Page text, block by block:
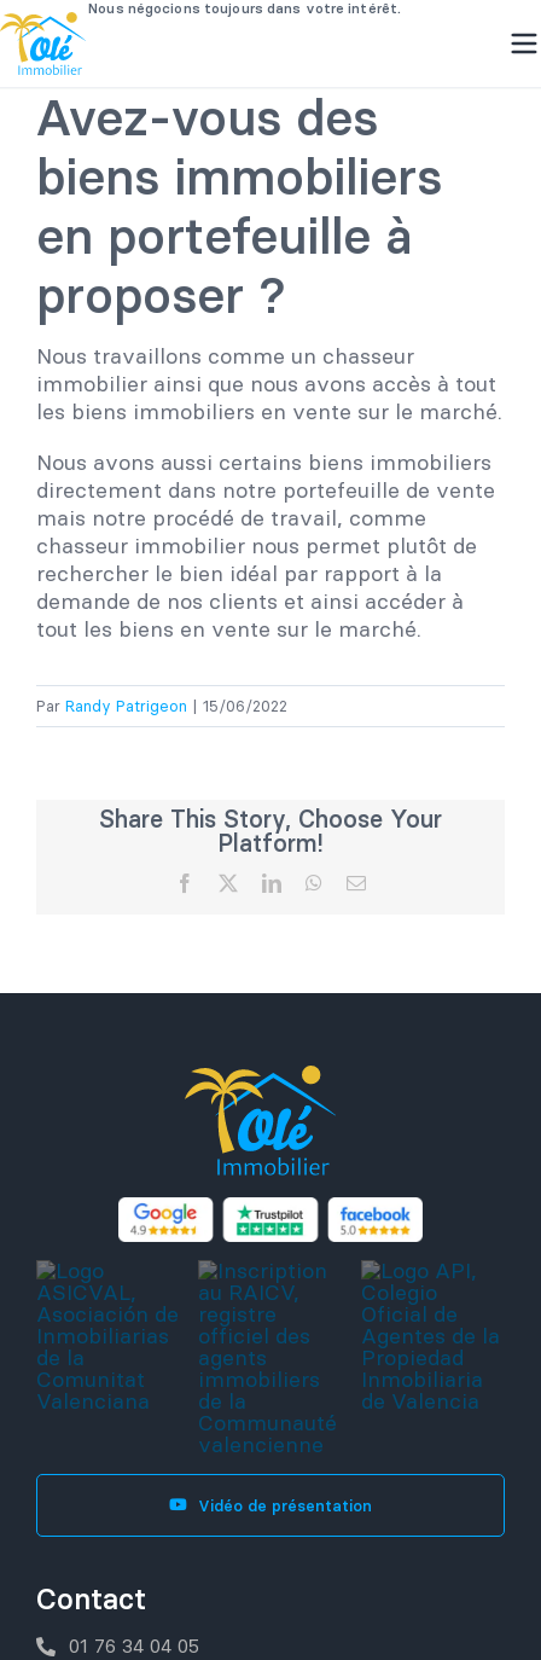
Passer
contenu
Avez-vous des
biens immobiliers
en portefeuille à
proposer ?
Nous travaillons comme un chasseur
immobilier ainsi que nous avons accès à tout
les biens immobiliers en vente sur le marché.
Nous avons aussi certains biens immobiliers
directement dans notre portefeuille de vente
mais notre procédé de travail, comme
chasseur immobilier nous permet plutôt de
rechercher le bien idéal par rapport à la
demande de nos clients et ainsi accéder à
tout les biens en vente sur le marché.
Par Randy Patrigeon | 15/06/2022
Share This Story, Choose Your
Platform!
Facebook LinkedInWhatsApp
Email
Vidéo de présentation
Contact
01 76 34 04 05